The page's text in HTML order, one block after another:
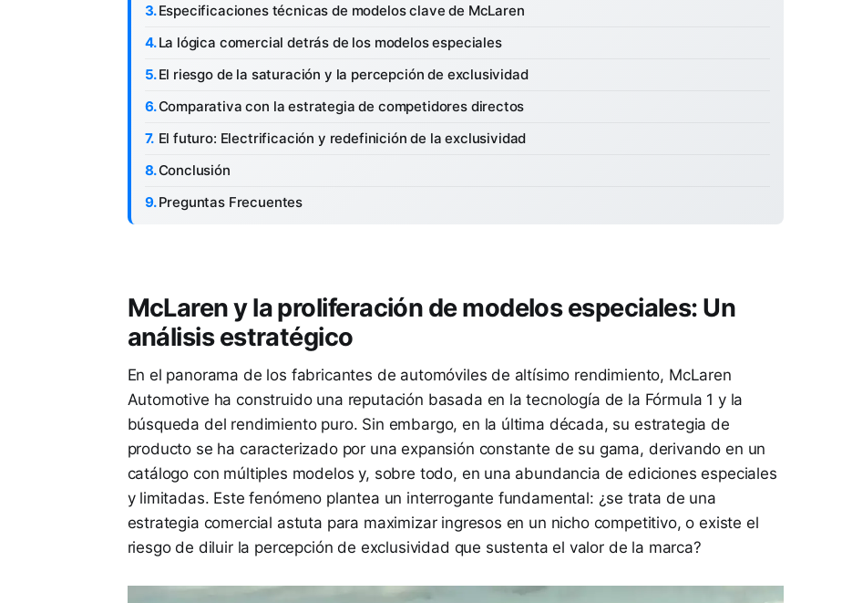
Especificaciones técnicas de modelos clave de McLaren
La lógica comercial detrás de los modelos especiales
El riesgo de la saturación y la percepción de exclusividad
Comparativa con la estrategia de competidores directos
El futuro: Electrificación y redefinición de la exclusividad
Conclusión
Preguntas Frecuentes
McLaren y la proliferación de modelos especiales: Un
análisis estratégico
En el panorama de los fabricantes de automóviles de altísimo rendimiento, McLaren
Automotive ha construido una reputación basada en la tecnología de la Fórmula 1 y la
búsqueda del rendimiento puro. Sin embargo, en la última década, su estrategia de
producto se ha caracterizado por una expansión constante de su gama, derivando en un
catálogo con múltiples modelos y, sobre todo, en una abundancia de ediciones especiales
y limitadas. Este fenómeno plantea un interrogante fundamental: ¿se trata de una
estrategia comercial astuta para maximizar ingresos en un nicho competitivo, o existe el
riesgo de diluir la percepción de exclusividad que sustenta el valor de la marca?